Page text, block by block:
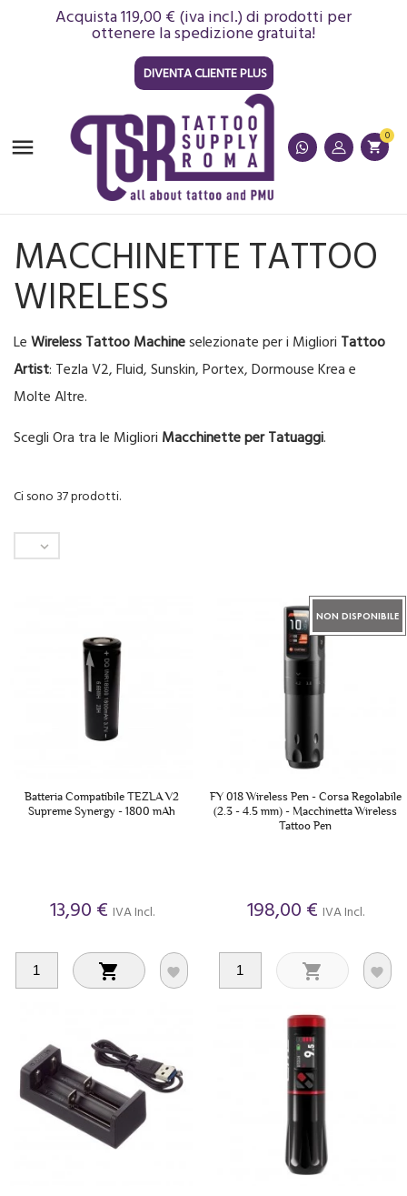
Acquista 119,00 € (iva incl.) di prodotti per
ottenere la spedizione gratuita!
DIVENTA CLIENTE PLUS
 shopping_cart
0
MACCHINETTE TATTOO
WIRELESS
LeWireless Tattoo Machineselezionate per i Migliori Tattoo
Artist: Tezla V2, Fluid, Sunskin, Portex, Dormouse Krea e
Molte Altre.
Scegli Ora tra le Migliori Macchinette per Tatuaggi.
Ci sono 37 prodotti.

Batteria Compatibile TEZLA V2
Supreme Synergy - 1800 mAh
13,90 € IVA Incl.
 
NON DISPONIBILE
FY 018 Wireless Pen - Corsa Regolabile
(2.3 - 4.5 mm) - Macchinetta Wireless
Tattoo Pen
198,00 € IVA Incl.
 